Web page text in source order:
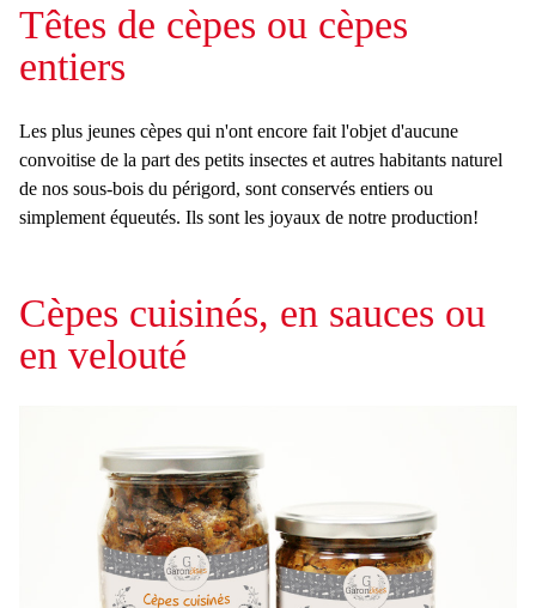
Têtes de cèpes ou cèpes
entiers
Les plus jeunes cèpes qui n'ont encore fait l'objet d'aucune
convoitise de la part des petits insectes et autres habitants naturel
de nos sous-bois du périgord, sont conservés entiers ou
simplement équeutés. Ils sont les joyaux de notre production!
Cèpes cuisinés, en sauces ou
en velouté